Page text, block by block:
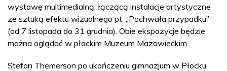
wystawę multimedialną, łączącą instalacje artystyczne
ze sztuką efektu wizualnego pt. „Pochwała przypadku”
(od 7 listopada do 31 grudnia). Obie ekspozycje będzie
można oglądać w płockim Muzeum Mazowieckim.
Stefan Themerson po ukończeniu gimnazjum w Płocku,